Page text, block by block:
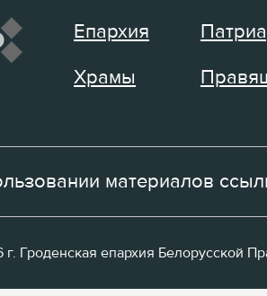
Епархия
Храмы
материалов
Гроденская епархия Белорусской